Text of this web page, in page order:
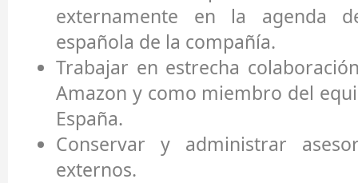
externamente en la agenda
española de la compañía.
Trabajar en estrecha
Amazon y como miembro del
España.
Conservar y administrar
externos.